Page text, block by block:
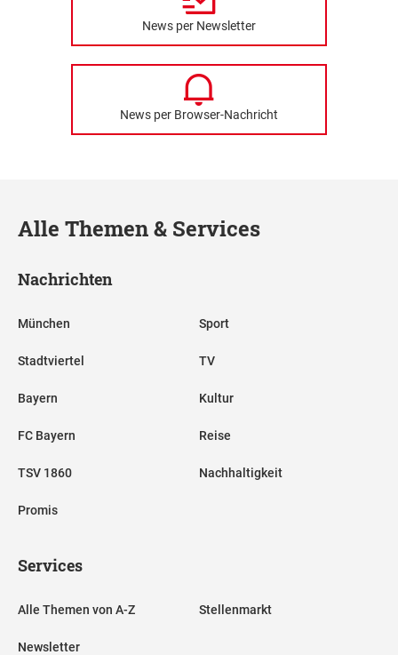
News per Newsletter
News per Browser-Nachricht
Alle Themen & Services
Nachrichten
München
Stadtviertel
Bayern
FC Bayern
TSV 1860
Promis
Sport
TV
Kultur
Reise
Nachhaltigkeit
Services
Alle Themen von A-Z
Newsletter
Stellenmarkt